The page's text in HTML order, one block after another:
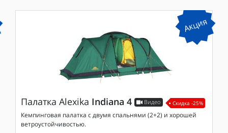
Акция
Палатка Alexika Indiana 4 Видео Скидка -25%
Кемпинговая палатка с двумя спальнями (2+2) и хорошей
ветроустойчивостью.